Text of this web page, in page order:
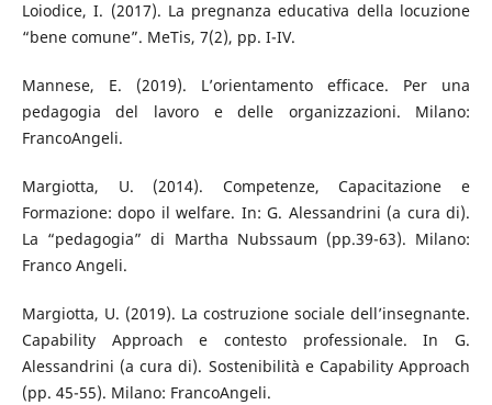
Loiodice, I. (2017). La pregnanza educativa della locuzione
“bene comune”. MeTis, 7(2), pp. I-IV.
Mannese, E. (2019). L’orientamento efficace. Per una
pedagogia del lavoro e delle organizzazioni. Milano:
FrancoAngeli.
Margiotta, U. (2014). Competenze, Capacitazione e
Formazione: dopo il welfare. In: G. Alessandrini (a cura di).
La “pedagogia” di Martha Nubssaum (pp.39-63). Milano:
Franco Angeli.
Margiotta, U. (2019). La costruzione sociale dell’insegnante.
Capability Approach e contesto professionale. In G.
Alessandrini (a cura di). Sostenibilità e Capability Approach
(pp. 45-55). Milano: FrancoAngeli.